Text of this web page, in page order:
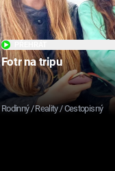
Fotr na tripu
Rodinný / Reality / Cestopisný